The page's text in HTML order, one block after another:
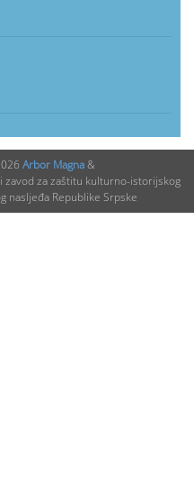
Arbor Magna&
zavod za zaštitu kulturno-istorijskog
nasljeđa Republike Srpske